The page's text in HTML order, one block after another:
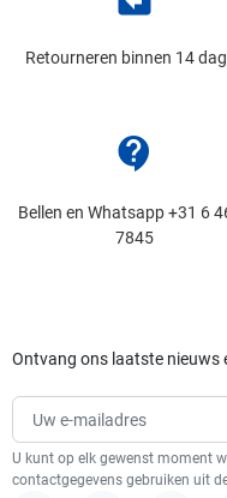
Retourneren binnen 14
contact_support
Bellen en Whatsapp +31 6
7845
Ontvang ons laatste nieuws
U kunt op elk gewenst moment
contactgegevens gebruiken uit